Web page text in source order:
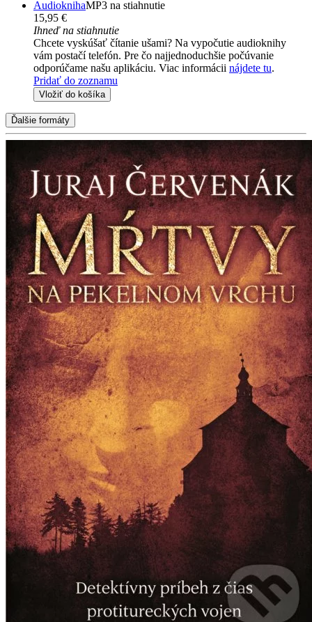
AudioknihaMP3 na stiahnutie
15,95 €
Ihneď na stiahnutie
Chcete vyskúšať čítanie ušami? Na vypočutie audioknihy
vám postačí telefón. Pre čo najjednoduchšie počúvanie
odporúčame našu aplikáciu. Viac informácii nájdete tu.
Pridať do zoznamu
Vložiť do košíka
Ďalšie formáty